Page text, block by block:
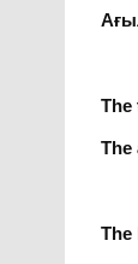
The
The
The